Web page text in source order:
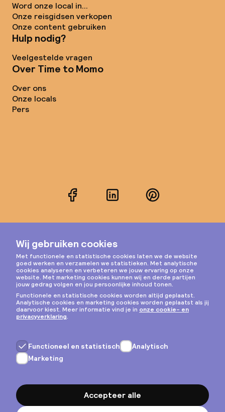
Word onze local in...
Onze reisgidsen verkopen
Onze content gebruiken
Hulp nodig?
Veelgestelde vragen
Over Time to Momo
Over ons
Onze locals
Pers
FacebookLinkedInPinterest
Instagram
Privacy & cookies
Algemene voorwaarden